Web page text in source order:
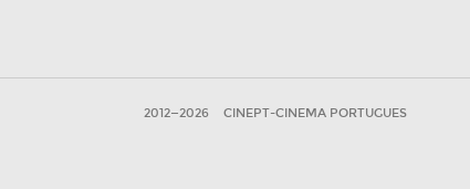
2012—2026 CINEPT-CINEMA PORTUGUES